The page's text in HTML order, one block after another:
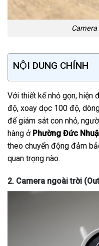
NỘI DUNG CHÍNH
Với thiết kế nhỏ gọn, hiện
độ, xoay dọc 100 độ,
để giám sát con nhỏ,
hàng ở Phường Đức
theo chuyển động đảm
quan trọng nào.
2. Camera ngoài trời